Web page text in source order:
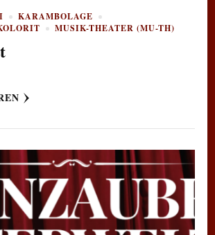
KARAMBOLAGE
MUSIK-THEATER (MU-TH)